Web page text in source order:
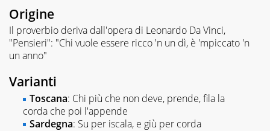
Origine
Il proverbio deriva dall'opera di Leonardo Da Vinci,
"Pensieri": "Chi vuole essere ricco 'n un dì, è 'mpiccato 'n
un anno"
Varianti
Toscana: Chi più che non deve, prende, fila la
corda che poi l'appende
Sardegna: Su per iscala, e giù per corda